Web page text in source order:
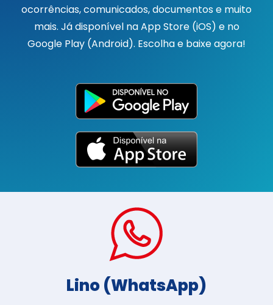
ocorrências, comunicados, documentos e muito
mais. Já disponível na App Store (iOS) e no
Google Play (Android). Escolha e baixe agora!
Lino (WhatsApp)